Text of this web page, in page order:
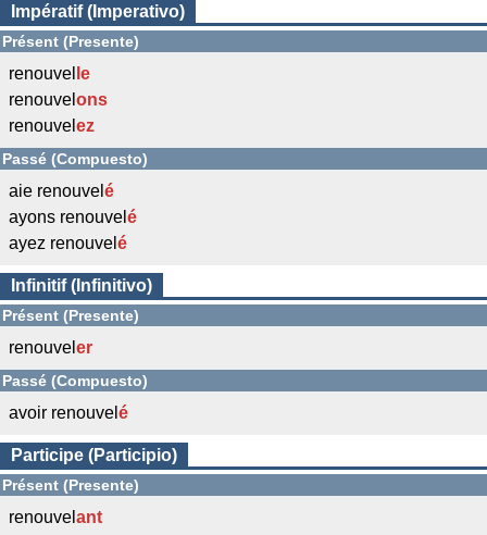
Impératif (Imperativo)
Présent (Presente)
renouvel e
renouvel ons
renouvel ez
Passé (Compuesto)
aie renouvel é
ayons renouvel é
ayez renouvel é
Infinitif (Infinitivo)
Présent (Presente)
renouvel er
Passé (Compuesto)
avoir renouvel é
Participe (Participio)
Présent (Presente)
renouvel ant